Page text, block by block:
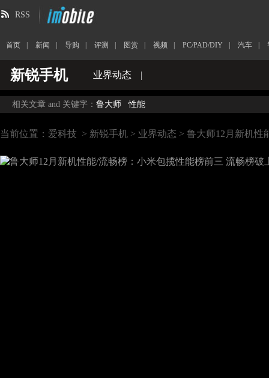
RSS
首页 新闻 导购 评测 图赏 视频 PC/PAD/DIY 汽车
新锐手机 业界动态 |
相关文章 and 关键字： 鲁大师 性能
当前位置： 爱科技 > 新锐手机 > 业界动态 > 鲁大师12月新机性